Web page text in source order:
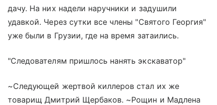
дачу. На них надели наручники и задушили
удавкой. Через сутки все члены "Святого Георгия"
уже были в Грузии, где на время затаились.
"Следователям пришлось нанять экскаватор"
~Следующей жертвой киллеров стал их же
товарищ Дмитрий Щербаков. ~Рощин и Мадлена